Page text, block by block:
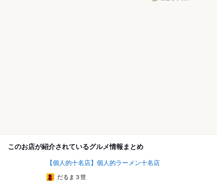
このお店が紹介されているグルメ情報まとめ
【個人的十名店】個人的ラーメン十名店
だるま３世